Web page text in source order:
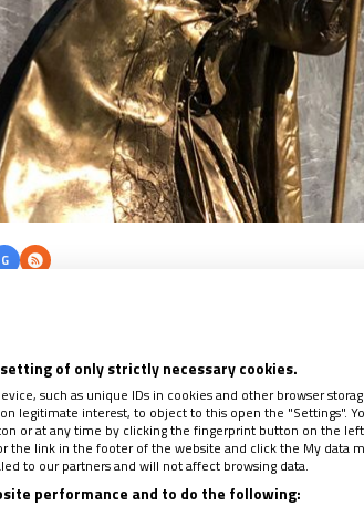
G
primera vez la fiesta de san Pablo
litúrgica, según elDecreto
los Sacramentosfechado el 25 de
tal día como hoy de 1920, ya
la fiesta de la Transfiguración del
of only strictly necessary cookies.
such as unique IDs in cookies and other browser
legitimate interest, to object to this open the "Settings".
or at any time by clicking the fingerprint button on the
the link in the footer of the website and click the My data
to our partners and will not affect browsing data.
performance and to do the following: